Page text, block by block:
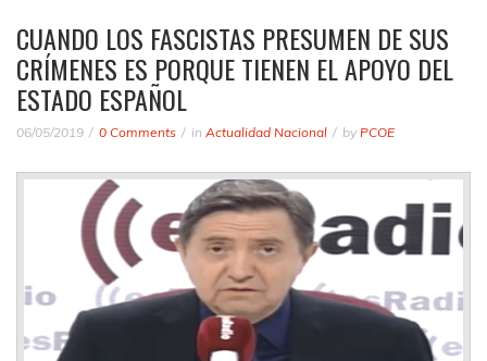
CUANDO LOS FASCISTAS PRESUMEN DE SUS
CRÍMENES ES PORQUE TIENEN EL APOYO DEL
ESTADO ESPAÑOL
06/05/2019 0 Comments in Actualidad Nacional by PCOE